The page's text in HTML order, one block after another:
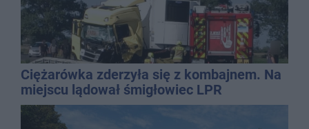
Ciężarówka zderzyła się z kombajnem. Na
miejscu lądował śmigłowiec LPR